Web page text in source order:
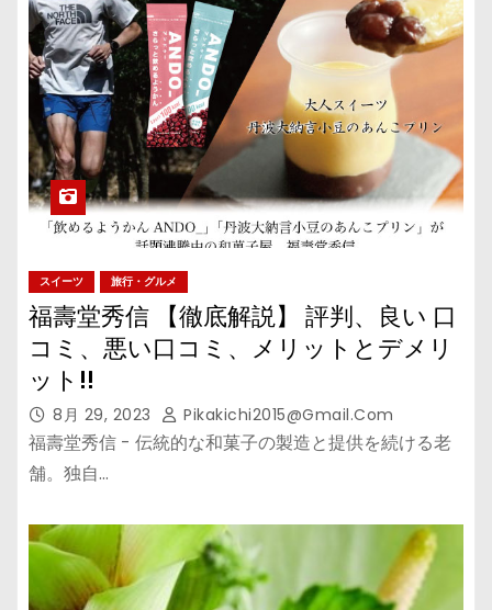
スイーツ 旅行・グルメ
福壽堂秀信 【徹底解説】 評判、良い 口
コミ、悪い口コミ、メリットとデメリ
ット!!
8月 29, 2023 Pikakichi2015@gmail.com
福壽堂秀信 - 伝統的な和菓子の製造と提供を続ける老
舗。独自…